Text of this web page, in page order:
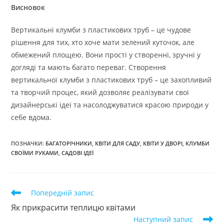
Висновок
Вертикальні клумби з пластикових труб – це чудове
рішення для тих, хто хоче мати зелений куточок, але
обмежений площею. Вони прості у створенні, зручні у
догляді та мають багато переваг. Створення
вертикальної клумби з пластикових труб – це захопливий
та творчий процес, який дозволяє реалізувати свої
дизайнерські ідеї та насолоджуватися красою природи у
себе вдома.
ПОЗНАЧКИ: БАГАТОРІЧНИКИ, КВІТИ ДЛЯ САДУ, КВІТИ У ДВОРІ, КЛУМБИ
СВОЇМИ РУКАМИ, САДОВІ ІДЕЇ
Прочитати
статей
Попередній запис
Як прикрасити теплицю квітами
Наступний запис